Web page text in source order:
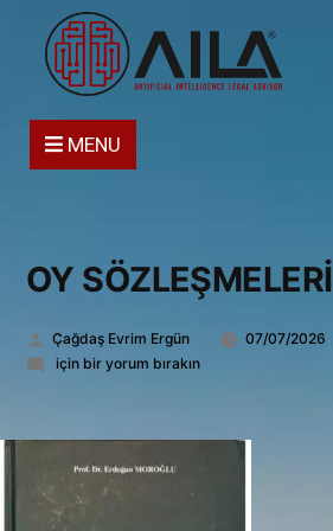
MENU
OY SÖZLEŞMELERİ
Gönderen:
Çağdaş Evrim Ergün
07/07/2026
OY
için bir yorum bırakın